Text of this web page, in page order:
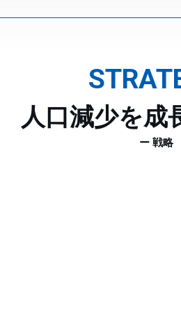
人口減少を成
ー 戦略